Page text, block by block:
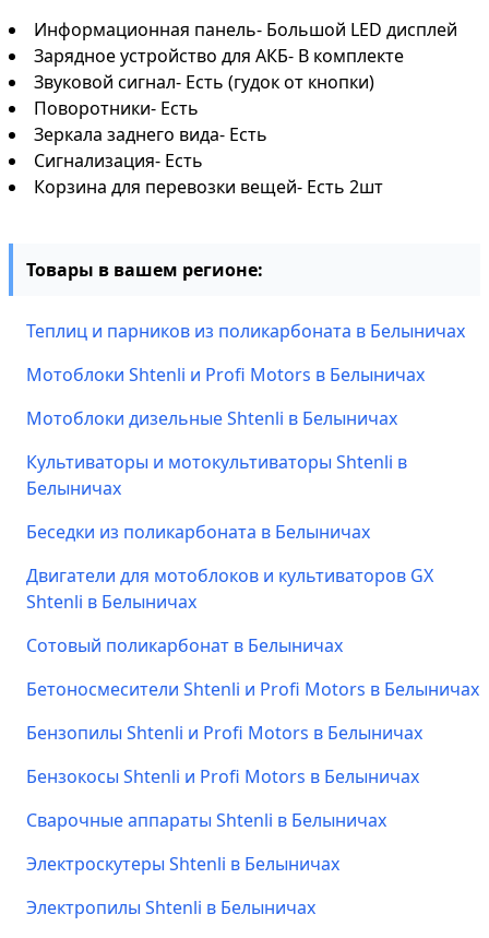
Информационная панель- Большой LED дисплей
Зарядное устройство для АКБ- В комплекте
Звуковой сигнал- Есть (гудок от кнопки)
Поворотники- Есть
Зеркала заднего вида- Есть
Сигнализация- Есть
Корзина для перевозки вещей- Есть 2шт
Товары в вашем регионе:
Теплиц и парников из поликарбоната в Белыничах
Мотоблоки Shtenli и Profi Motors в Белыничах
Мотоблоки дизельные Shtenli в Белыничах
Культиваторы и мотокультиваторы Shtenli в
Белыничах
Беседки из поликарбоната в Белыничах
Двигатели для мотоблоков и культиваторов GX
Shtenli в Белыничах
Сотовый поликарбонат в Белыничах
Бетоносмесители Shtenli и Profi Motors в Белыничах
Бензопилы Shtenli и Profi Motors в Белыничах
Бензокосы Shtenli и Profi Motors в Белыничах
Сварочные аппараты Shtenli в Белыничах
Электроскутеры Shtenli в Белыничах
Электропилы Shtenli в Белыничах